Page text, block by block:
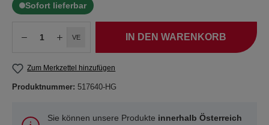
Sofort lieferbar
VE IN DEN WARENKORB
Zum Merkzettel hinzufügen
Produktnummer: 517640-HG
Sie können unsere Produkte innerhalb Österreich